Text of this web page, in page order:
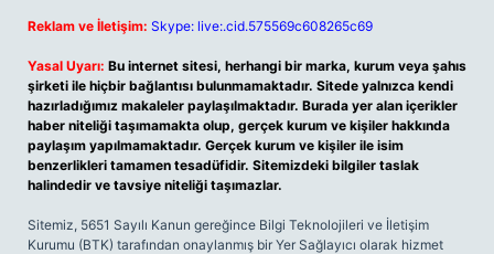
Reklam ve İletişim: Skype: live:.cid.575569c608265c69
Yasal Uyarı: Bu internet sitesi, herhangi bir marka, kurum veya şahıs
şirketi ile hiçbir bağlantısı bulunmamaktadır. Sitede yalnızca kendi
hazırladığımız makaleler paylaşılmaktadır. Burada yer alan içerikler
haber niteliği taşımamakta olup, gerçek kurum ve kişiler hakkında
paylaşım yapılmamaktadır. Gerçek kurum ve kişiler ile isim
benzerlikleri tamamen tesadüfidir. Sitemizdeki bilgiler taslak
halindedir ve tavsiye niteliği taşımazlar.
Sitemiz, 5651 Sayılı Kanun gereğince Bilgi Teknolojileri ve İletişim
Kurumu (BTK) tarafından onaylanmış bir Yer Sağlayıcı olarak hizmet